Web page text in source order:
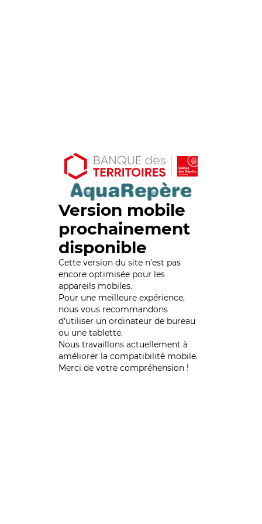
Version mobile
prochainement
disponible
Cette version du site n’est pas
encore optimisée pour les
appareils mobiles.
Pour une meilleure expérience,
nous vous recommandons
d'utiliser un ordinateur de bureau
ou une tablette.
Nous travaillons actuellement à
améliorer la compatibilité mobile.
Merci de votre compréhension !